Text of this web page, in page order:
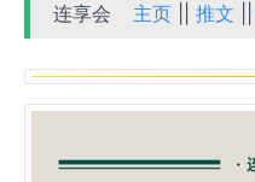
连享会 主页 ||推文